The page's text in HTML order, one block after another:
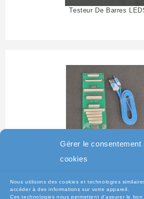
Gérer le consentement
cookies
Nous utilisons des cookies et technologies
accéder à des informations sur votre appareil.
Ces technologies nous permettent d’assurer le
Testeur De Barres